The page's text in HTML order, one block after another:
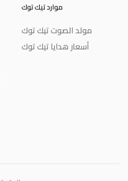
موارد تيك توك
مولد الصوت تيك توك
أسعار هدايا تيك توك